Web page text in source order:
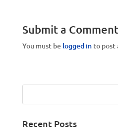
Submit a Comment
You must be logged into post
Recent Posts